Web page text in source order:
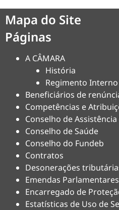
Mapa do Site
Páginas
A CÂMARA
História
Regimento Interno
Beneficiários de
Competências e
Conselho de Assistência
Conselho de Saúde
Conselho do Fundeb
Contratos
Desonerações
Emendas Parlamentares
Encarregado de
Estatísticas de Uso de